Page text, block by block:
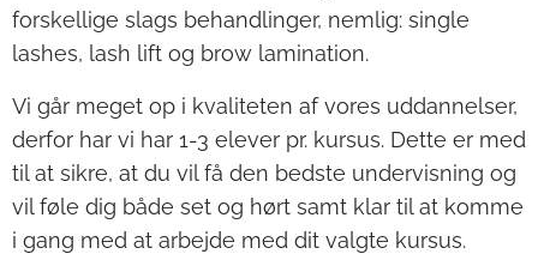
forskellige slags behandlinger, nemlig: single
lashes, lash lift og brow lamination.
Vi går meget op i kvaliteten af vores uddannelser,
derfor har vi har 1-3 elever pr. kursus. Dette er med
til at sikre, at du vil få den bedste undervisning og
vil føle dig både set og hørt samt klar til at komme
i gang med at arbejde med dit valgte kursus.